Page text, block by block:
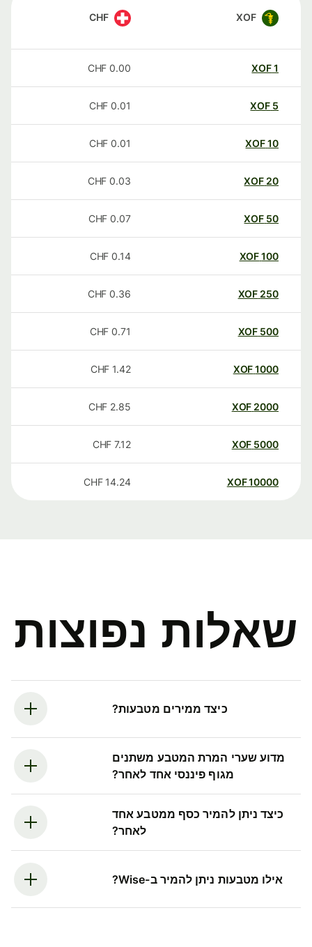
XOF
CHF
XOF
0.00
CHF
XOF
0.01
CHF
XOF
0.01
CHF
20
XOF
0.03
CHF
50
XOF
0.07
CHF
100
XOF
0.14
CHF
250
XOF
0.36
CHF
500
XOF
0.71
CHF
1000
XOF
1.42
CHF
2000
XOF
2.85
CHF
5000
XOF
7.12
CHF
10000
XOF
14.24
CHF
שאלות נפוצות
כיצד ממירים מטבעות?
מדוע שערי המרת המטבע משתנים
מגוף פיננסי אחד לאחר?
כיצד ניתן להמיר כסף ממטבע אחד
לאחר?
אילו מטבעות ניתן להמיר ב-Wise?